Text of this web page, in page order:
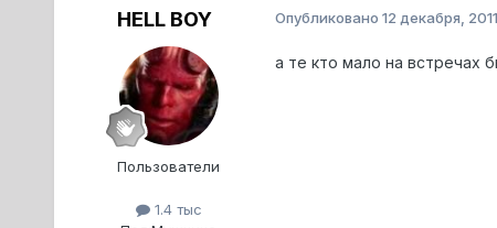
HELL BOY
Пользователи
1.4 тыс
Опубликовано 12 декабря, 2011
а те кто мало на встречах